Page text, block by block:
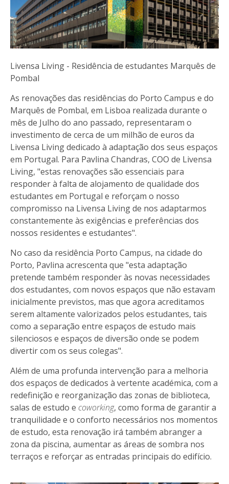
Livensa Living - Residência de estudantes Marquês de
Pombal
As renovações das residências do Porto Campus e do
Marquês de Pombal, em Lisboa realizada durante o
mês de Julho do ano passado, representaram o
investimento de cerca de um milhão de euros da
Livensa Living dedicado à adaptação dos seus espaços
em Portugal. Para Pavlina Chandras, COO de Livensa
Living, "estas renovações são essenciais para
responder à falta de alojamento de qualidade dos
estudantes em Portugal e reforçam o nosso
compromisso na Livensa Living de nos adaptarmos
constantemente às exigências e preferências dos
nossos residentes e estudantes".
No caso da residência Porto Campus, na cidade do
Porto, Pavlina acrescenta que "esta adaptação
pretende também responder às novas necessidades
dos estudantes, com novos espaços que não estavam
inicialmente previstos, mas que agora acreditamos
serem altamente valorizados pelos estudantes, tais
como a separação entre espaços de estudo mais
silenciosos e espaços de diversão onde se podem
divertir com os seus colegas".
Além de uma profunda intervenção para a melhoria
dos espaços de dedicados à vertente académica, com a
redefinição e reorganização das zonas de biblioteca,
salas de estudo e coworking, como forma de garantir a
tranquilidade e o conforto necessários nos momentos
de estudo, esta renovação irá também abranger a
zona da piscina, aumentar as áreas de sombra nos
terraços e reforçar as entradas principais do edifício.